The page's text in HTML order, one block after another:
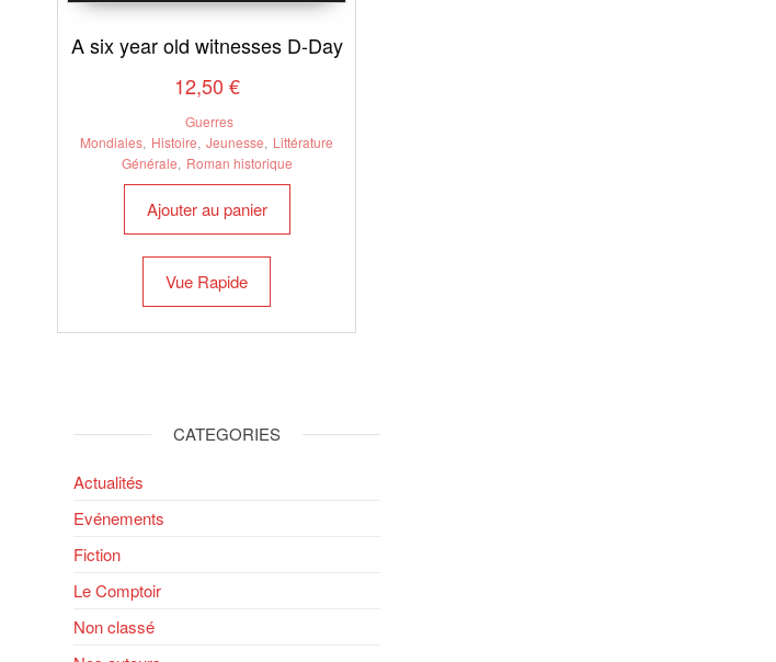
A six year old witnesses D-Day
12,50 €
Guerres
Mondiales, Histoire, Jeunesse, Littérature
Générale, Roman historique
Ajouter au panier
Vue Rapide
CATEGORIES
Actualités
Evénements
Fiction
Le Comptoir
Non classé